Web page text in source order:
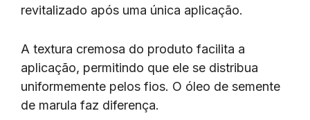
revitalizado após uma única aplicação.
A textura cremosa do produto facilita a
aplicação, permitindo que ele se distribua
uniformemente pelos fios. O óleo de semente
de marula faz diferença.